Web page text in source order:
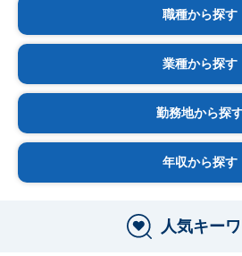
職種から探す
業種から探す
勤務地から探
年収から探す
人気キー